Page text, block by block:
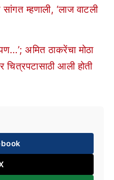
म्हणाली, ‘लाज वाटली
अमित ठाकरेंचा मोठा
चित्रपटासाठी आली होती